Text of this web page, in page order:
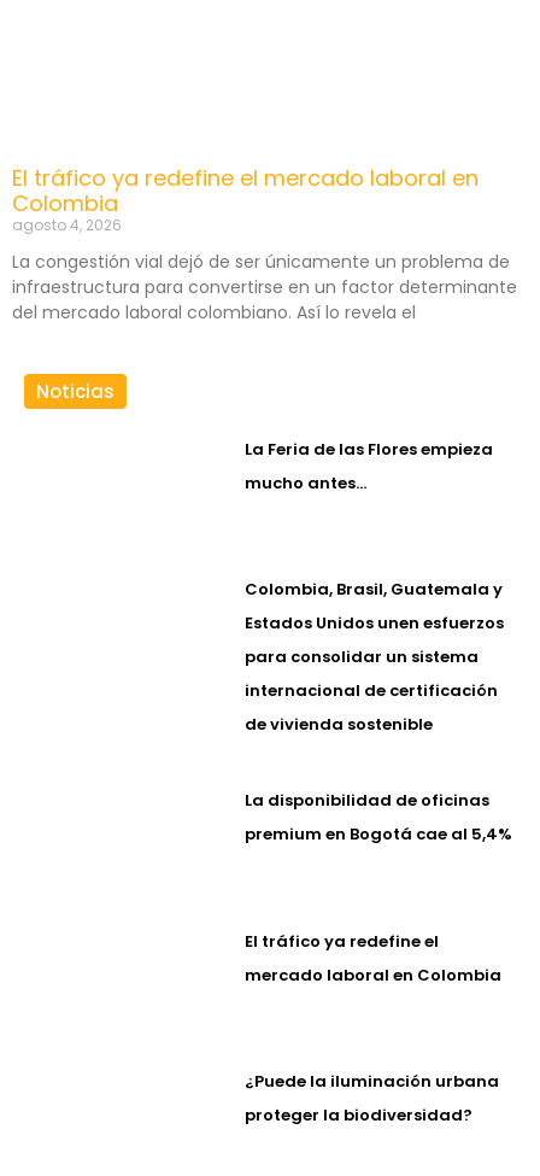
El tráfico ya redefine el mercado laboral en
Colombia
agosto 4, 2026
La congestión vial dejó de ser únicamente un problema de
infraestructura para convertirse en un factor determinante
del mercado laboral colombiano. Así lo revela el
Noticias
La Feria de las Flores empieza
mucho antes…
Colombia, Brasil, Guatemala y
Estados Unidos unen esfuerzos
para consolidar un sistema
internacional de certificación
de vivienda sostenible
La disponibilidad de oficinas
premium en Bogotá cae al 5,4%
El tráfico ya redefine el
mercado laboral en Colombia
¿Puede la iluminación urbana
proteger la biodiversidad?